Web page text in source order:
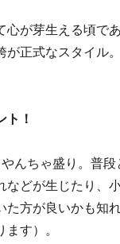
心が芽生える頃で
が正式なスタイル
ト ！
んちゃ盛り。普
などが生じたり、
た方が良いかも知
す）。